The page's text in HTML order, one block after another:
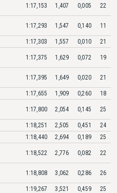
1:17,153 1,407 0,005 22
1:17,293 1,547 0,140 11
1:17,303 1,557 0,010 21
1:17,375 1,629 0,072 19
1:17,395 1,649 0,020 21
1:17,655 1,909 0,260 18
1:17,800 2,054 0,145 25
1:18,251 2,505 0,451
24
1:18,440 2,694 0,189 25
1:18,522 2,776 0,082 22
1:18,808 3,062 0,286 26
1:19,267 3,521 0,459
25